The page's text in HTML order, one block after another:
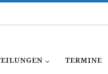
TERMINE